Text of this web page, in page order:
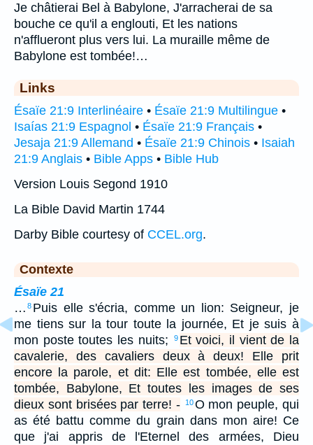
Je châtierai Bel à Babylone, J'arracherai de sa
bouche ce qu'il a englouti, Et les nations
n'afflueront plus vers lui. La muraille même de
Babylone est tombée!…
Links
Ésaïe 21:9 Interlinéaire • Ésaïe 21:9 Multilingue •
Isaías 21:9 Espagnol • Ésaïe 21:9 Français •
Jesaja 21:9 Allemand • Ésaïe 21:9 Chinois • Isaiah
21:9 Anglais • Bible Apps • Bible Hub
Version Louis Segond 1910
La Bible David Martin 1744
Darby Bible courtesy of CCEL.org.
Contexte
Ésaïe 21
… 8 Puis elle s'écria, comme un lion: Seigneur, je
me tiens sur la tour toute la journée, Et je suis à
mon poste toutes les nuits;
9 Et voici, il vient de la
cavalerie, des cavaliers deux à deux! Elle prit
encore la parole, et dit: Elle est tombée, elle est
tombée, Babylone, Et toutes les images de ses
dieux sont brisées par terre! -
10O mon peuple, qui
as été battu comme du grain dans mon aire! Ce
que j'ai appris de l'Eternel des armées, Dieu